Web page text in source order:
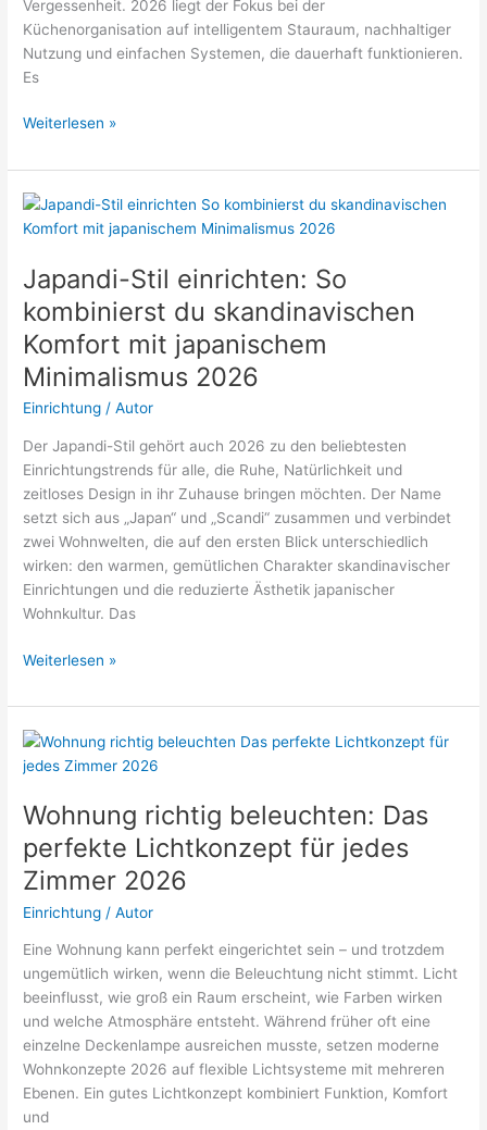
Vergessenheit. 2026 liegt der Fokus bei der
Küchenorganisation auf intelligentem Stauraum, nachhaltiger
Nutzung und einfachen Systemen, die dauerhaft funktionieren.
Es
Küche
&
aufräumen:
Aufbewahrungs-
Hacks
für
Schränke
Weiterlesen »
Japandi-Stil einrichten: So
kombinierst du skandinavischen
Komfort mit japanischem
Minimalismus 2026
Einrichtung /Autor
Der Japandi-Stil gehört auch 2026 zu den beliebtesten
Einrichtungstrends für alle, die Ruhe, Natürlichkeit und
zeitloses Design in ihr Zuhause bringen möchten. Der Name
setzt sich aus „Japan“ und „Scandi“ zusammen und verbindet
zwei Wohnwelten, die auf den ersten Blick unterschiedlich
wirken: den warmen, gemütlichen Charakter skandinavischer
Einrichtungen und die reduzierte Ästhetik japanischer
Wohnkultur. Das
Japandi-
einrichten:
So
kombinierst
du
skandinavischen
Komfort
mit
japanischem
2026
Weiterlesen »
Wohnung richtig beleuchten: Das
perfekte Lichtkonzept für jedes
Zimmer 2026
Einrichtung /Autor
Eine Wohnung kann perfekt eingerichtet sein – und trotzdem
ungemütlich wirken, wenn die Beleuchtung nicht stimmt. Licht
beeinflusst, wie groß ein Raum erscheint, wie Farben wirken
und welche Atmosphäre entsteht. Während früher oft eine
einzelne Deckenlampe ausreichen musste, setzen moderne
Wohnkonzepte 2026 auf flexible Lichtsysteme mit mehreren
Ebenen. Ein gutes Lichtkonzept kombiniert Funktion, Komfort
und